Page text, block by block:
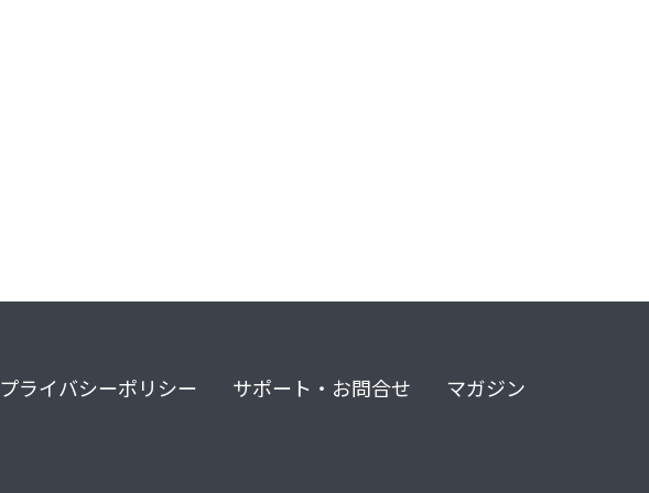
プライバシーポリシー サポート・お問合せ マガジン